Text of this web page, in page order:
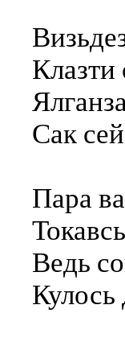
Клазти
Сак
Пара
Ведь
Кулось